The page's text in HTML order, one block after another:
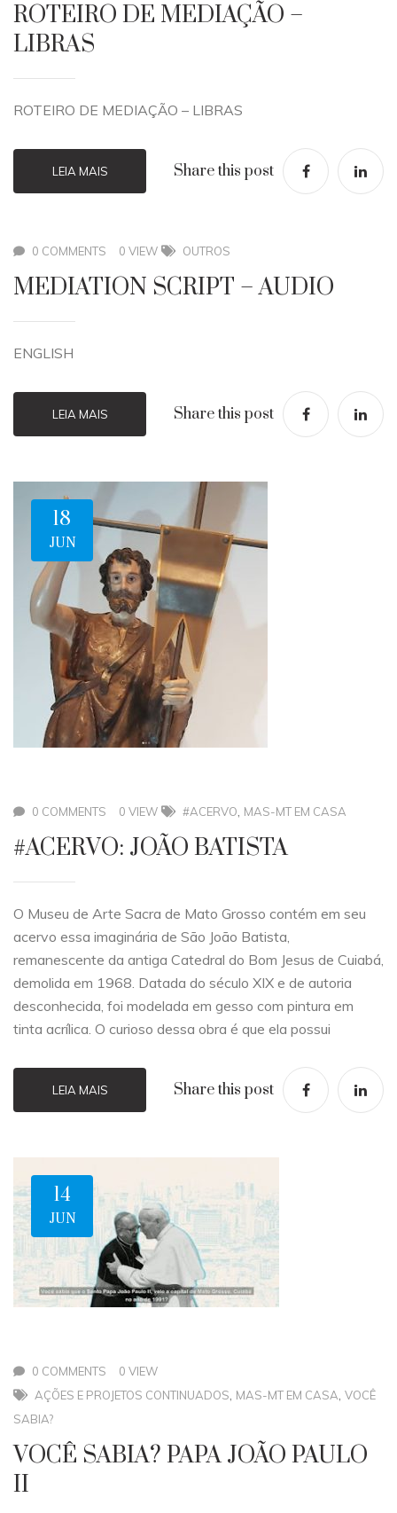
ROTEIRO DE MEDIAÇÃO –
LIBRAS
ROTEIRO DE MEDIAÇÃO – LIBRAS
LEIA MAIS Share this post
0 COMMENTS 0 VIEW OUTROS
MEDIATION SCRIPT – AUDIO
ENGLISH
LEIA MAIS Share this post
18
JUN
0 COMMENTS 0 VIEW #ACERVO, MAS-MT EM CASA
#ACERVO: JOÃO BATISTA
O Museu de Arte Sacra de Mato Grosso contém em seu
acervo essa imaginária de São João Batista,
remanescente da antiga Catedral do Bom Jesus de Cuiabá,
demolida em 1968. Datada do século XIX e de autoria
desconhecida, foi modelada em gesso com pintura em
tinta acrílica. O curioso dessa obra é que ela possui
LEIA MAIS Share this post
14
JUN
0 COMMENTS
0 VIEW
AÇÕES E PROJETOS CONTINUADOS, MAS-MT EM CASA, VOCÊ
SABIA?
VOCÊ SABIA? PAPA JOÃO PAULO
II